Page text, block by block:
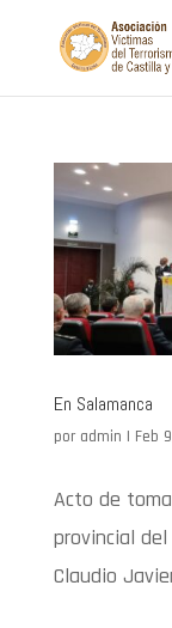
En Salamanca
por admin | Feb
Acto de
provincial del
Claudio